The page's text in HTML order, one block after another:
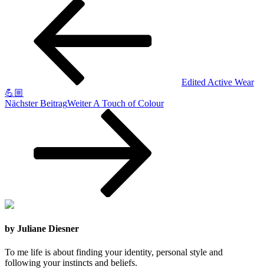
Edited Active Wear
💪🏼
Nächster BeitragWeiter A Touch of Colour
by Juliane Diesner
To me life is about finding your identity, personal style and
following your instincts and beliefs.